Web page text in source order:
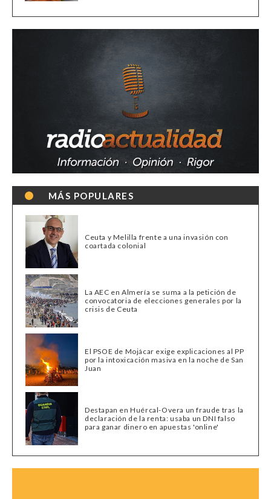
MÁS POPULARES
Ceuta y Melilla frente a una invasión con
coartada colonial
La AEC en Almería se suma a la petición de
convocatoria de elecciones generales por la
crisis de Ceuta
El PSOE de Mojácar exige explicaciones al PP
por la intoxicación masiva en la noche de San
Juan
Destapan en Huércal-Overa un fraude tras la
declaración de la renta: usaba un DNI falso
para ganar dinero en apuestas 'online'